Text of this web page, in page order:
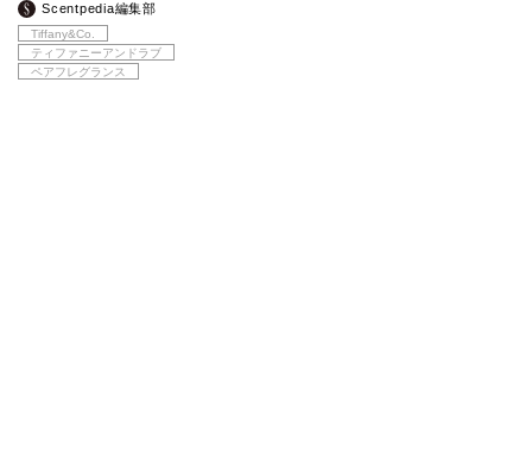
Scentpedia編集部
Tiffany&Co.
ティファニーアンドラブ
ペアフレグランス